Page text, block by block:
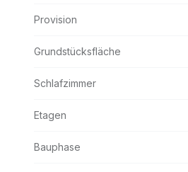
Provision
Grundstücksfläche
Schlafzimmer
Etagen
Bauphase